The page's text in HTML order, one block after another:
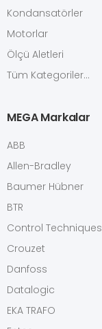
Kondansatörler
Motorlar
Ölçü Aletleri
Tüm Kategoriler...
MEGA Markalar
ABB
Allen-Bradley
Baumer Hübner
BTR
Control Techniques
Crouzet
Danfoss
Datalogic
EKA TRAFO